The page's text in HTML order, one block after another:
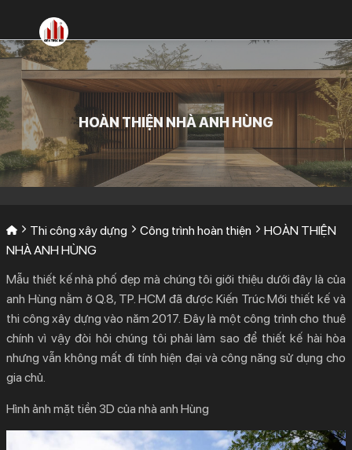
nội
dung
HOÀN THIỆN NHÀ ANH HÙNG
Thi công xây dựng Công trình hoàn thiện
HOÀN THIỆN
NHÀ ANH HÙNG
Mẫu thiết kế nhà phố đẹp mà chúng tôi giới thiệu dưới đây là của
anh Hùng nằm ở Q.8, TP. HCM đã được Kiến Trúc Mới thiết kế và
thi công xây dựng vào năm 2017. Đây là một công trình cho thuê
chính vì vậy đòi hỏi chúng tôi phải làm sao để thiết kế hài hòa
nhưng vẫn không mất đi tính hiện đại và công năng sử dụng cho
gia chủ.
Hình ảnh mặt tiền 3D của nhà anh Hùng